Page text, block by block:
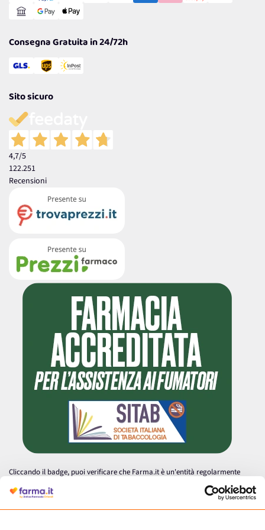
Consegna Gratuita in 24/72h
Sito sicuro
4,7/5
122.251
Recensioni
Cliccando il badge, puoi verificare che Farma.it è un'entità regolarmente
autorizzata dal Ministero della Salute a effettuare la vendita online di
medicinali.